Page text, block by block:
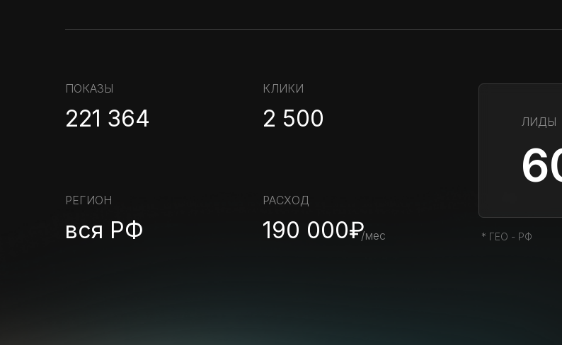
ПОКАЗЫ
221 364
РЕГИОН
вся РФ
КЛИКИ
2 500
РАСХОД
190 000₽
ЛИДЫ
* ГЕО - РФ
/мес